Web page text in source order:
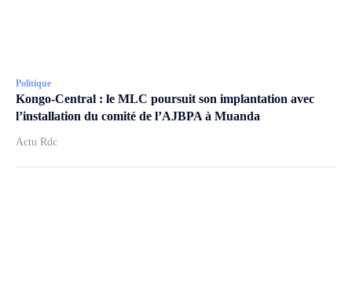
Politique
Kongo-Central : le MLC poursuit son implantation avec
l’installation du comité de l’AJBPA à Muanda
Actu Rdc